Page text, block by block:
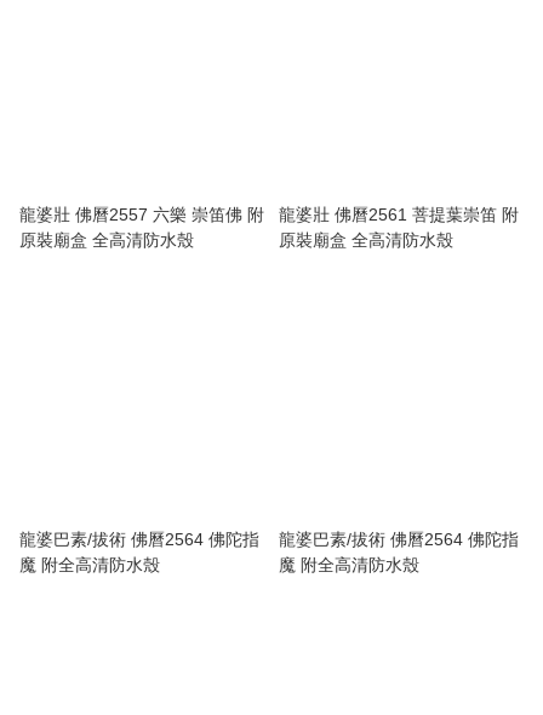
龍婆壯 佛曆2557 六樂 崇笛佛 附
原裝廟盒 全高清防水殼
龍婆壯 佛曆2561 菩提葉崇笛 附
原裝廟盒 全高清防水殼
龍婆巴素/拔術 佛曆2564 佛陀指
魔 附全高清防水殼
龍婆巴素/拔術 佛曆2564 佛陀指
魔 附全高清防水殼